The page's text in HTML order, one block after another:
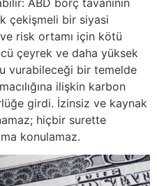
çekişmeli bir siyasi
risk ortamı için kötü
çeyrek ve daha yüksek
vurabileceği bir temelde
ilişkin karbon
girdi. İzinsiz ve kaynak
hiçbir surette
konulamaz.